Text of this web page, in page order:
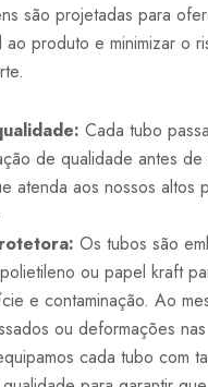
são projetadas para
produto e minimizar o
Cada tubo
de qualidade antes de
atenda aos nossos altos
Os tubos são
ou papel kraft
e contaminação. Ao
ou deformações nas
cada tubo com